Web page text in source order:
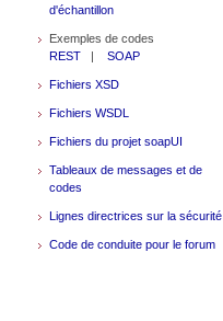
d'échantillon
Exemples de codes
REST | SOAP
Fichiers XSD
Fichiers WSDL
Fichiers du projet soapUI
Tableaux de messages et de
codes
Lignes directrices sur la sécurité
Code de conduite pour le forum